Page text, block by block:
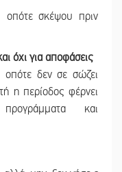
οπότε σκέψου πριν
όχι για αποφάσεις
δεν σε σώζει
η περίοδος φέρνει
και